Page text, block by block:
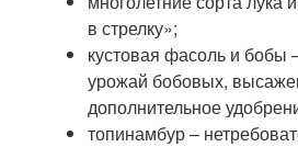
в стрелку»;
кустовая фасоль и
урожай бобовых,
дополнительное
топинамбур –